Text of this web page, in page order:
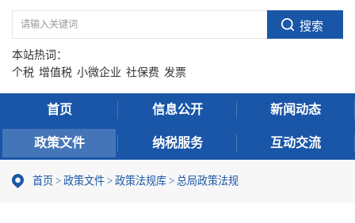
本站热词：
个税 增值税 小微企业 社保费 发票
首页 信息公开 新闻动态
政策文件 纳税服务 互动交流
首页 > 政策文件 > 政策法规库 > 总局政策法规